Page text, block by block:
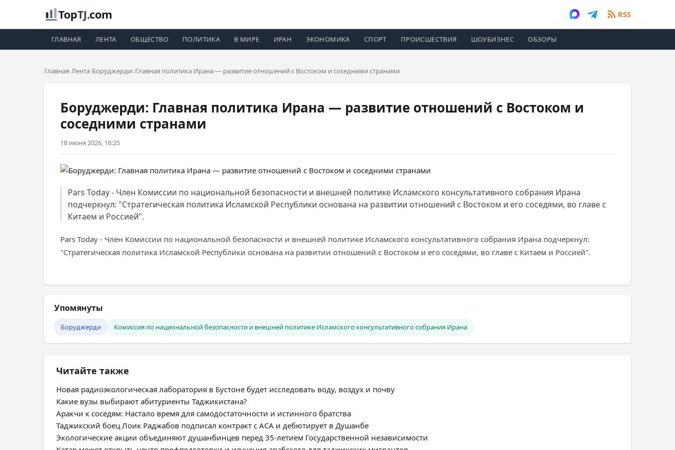
TopTJ.com RSS
ГЛАВНАЯ ЛЕНТА ОБЩЕСТВО ПОЛИТИКА В МИРЕ ИРАН ЭКОНОМИКА СПОРТ ПРОИСШЕСТВИЯ ШОУБИЗНЕС ОБЗОРЫ
Главная Лента Боруджерди: Главная политика Ирана — развитие отношений с Востоком и соседними странами
Боруджерди: Главная политика Ирана — развитие отношений с Востоком и
соседними странами
18 июня 2026, 16:25
Рars Today - Член Комиссии по национальной безопасности и внешней политике Исламского консультативного собрания Ирана
подчеркнул: "Стратегическая политика Исламской Республики основана на развитии отношений с Востоком и его соседями, во главе с
Китаем и Россией".
Рars Today - Член Комиссии по национальной безопасности и внешней политике Исламского консультативного собрания Ирана подчеркнул:
"Стратегическая политика Исламской Республики основана на развитии отношений с Востоком и его соседями, во главе с Китаем и Россией".
Упомянуты
Боруджерди Комиссия по национальной безопасности и внешней политике Исламского консультативного собрания Ирана
Читайте также
Новая радиоэкологическая лаборатория в Бустоне будет исследовать воду, воздух и почву
Какие вузы выбирают абитуриенты Таджикистана?
Аракчи к соседям: Настало время для самодостаточности и истинного братства
Таджикский боец Лоик Раджабов подписал контракт с ACA и дебютирует в Душанбе
Экологические акции объединяют душанбинцев перед 35-летием Государственной независимости